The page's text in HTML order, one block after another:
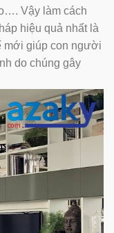
Vậy làm cách
hiệu quả nhất là
mới giúp con người
do chúng gây